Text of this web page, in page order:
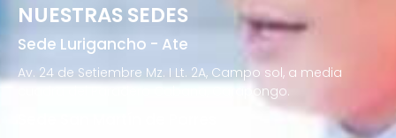
NUESTRAS SEDES
Sede Lurigancho - Ate
Av. 24 de Setiembre Mz. I Lt. 2A, Campo sol, a media
cuadra del Paradero Cabana, Carapongo.